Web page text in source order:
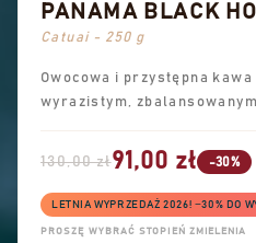
PANAMA BLACK
Catuai - 250 g
Owocowa i przystępna
wyrazistym,
130,00 zł91,00 zł -30%
LETNIA WYPRZEDAŻ 2026! −30% DO
PROSZĘ WYBRAĆ STOPIEŃ ZMIELENIA